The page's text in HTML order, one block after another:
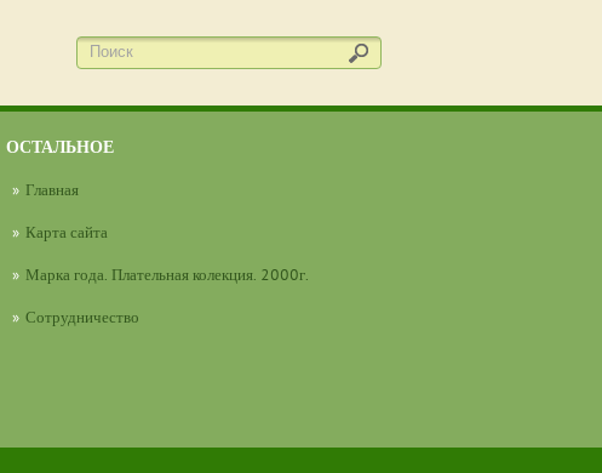
ОСТАЛЬНОЕ
Главная
Карта сайта
Марка года. Плательная колекция. 2000г.
Сотрудничество